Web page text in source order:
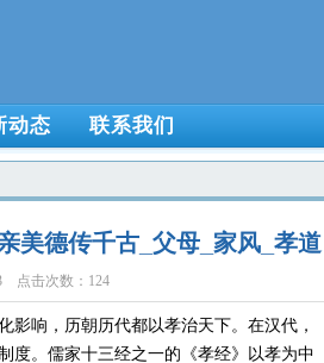
动态 联系我们
德传千古_父母_家风_孝道
点击次数：124
影响，历朝历代都以孝治天下。在汉代，
度。儒家十三经之一的《孝经》以孝为中